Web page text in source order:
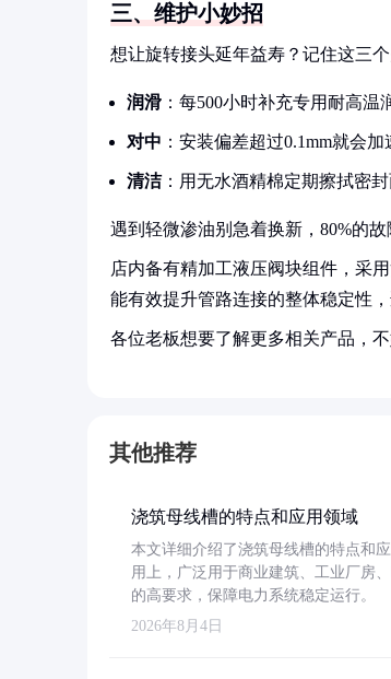
三、维护小妙招
想让旋转接头延年益寿？记住这三个
润滑 ：每500小时补充专用耐高温
对中 ：安装偏差超过0.1mm就会加
清洁：用无水酒精棉定期擦拭密
遇到轻微渗油别急着换新，80%的
店内备有精加工液压阀块组件，采
能有效提升管路连接的整体稳定性
各位老板想要了解更多相关产品，
其他推荐
浇筑母线槽的特点和应用领域
本文详细介绍了浇筑母线槽的特点和
用上，广泛用于商业建筑、工业厂房
的高要求，保障电力系统稳定运行。
2026年8月4日